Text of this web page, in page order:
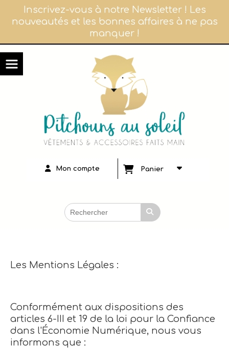
Inscrivez-vous à notre Newsletter ! Les
nouveautés et les bonnes affaires à ne pas
manquer !
Mon compte Panier
Les Mentions Légales :
Conformément aux dispositions des
articles 6-III et 19 de la loi pour la Confiance
dans l'Économie Numérique, nous vous
informons que :
Panneau de gestion des cookies